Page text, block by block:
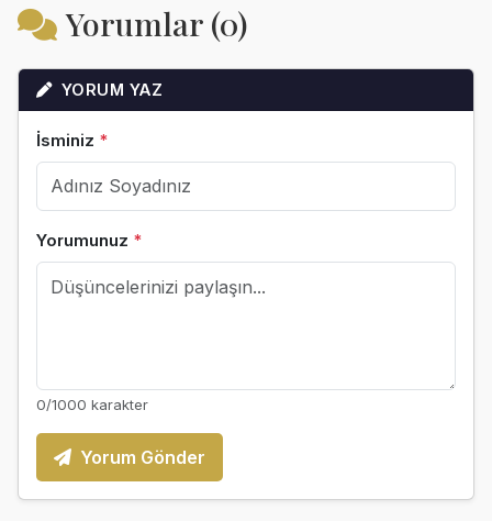
Yorumlar (0)
YORUM YAZ
İsminiz *
Yorumunuz *
0/1000 karakter
Yorum Gönder